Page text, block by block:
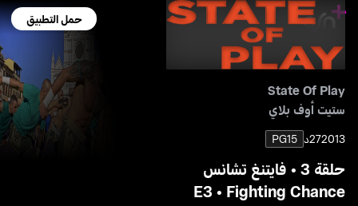
حمل التطبيق
State Of Play
ستيت أوف بلاي
201327د PG15
حلقة 3 • فايتنغ تشانس
E3 • Fighting Chance